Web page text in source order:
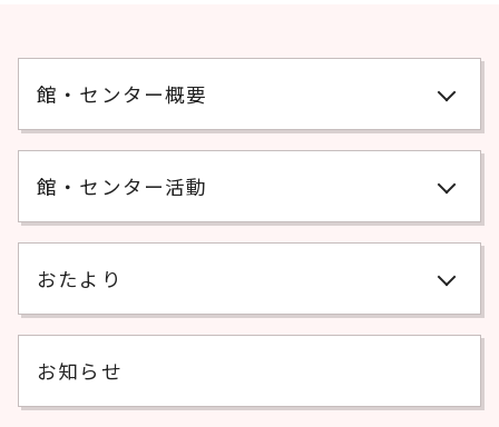
館・センター概要
館・センター活動
おたより
お知らせ